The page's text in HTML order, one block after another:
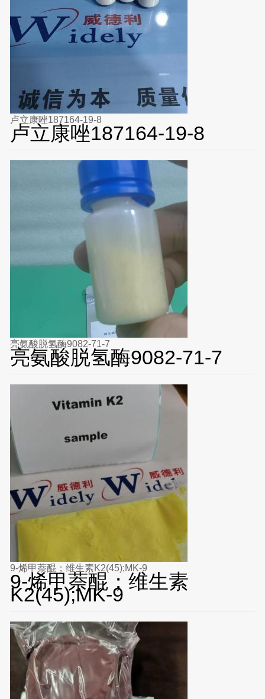
卢立康唑187164-19-8
卢立康唑187164-19-8
亮氨酸脱氢酶9082-71-7
亮氨酸脱氢酶9082-71-7
9-烯甲萘醌；维生素K2(45);MK-9
9-烯甲萘醌；维生素
K2(45);MK-9